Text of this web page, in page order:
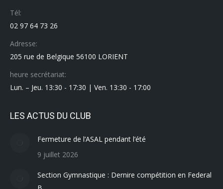
Tél:
02 97 64 73 26
Adresse:
205 rue de Belgique 56100 LORIENT
heure secrétariat:
Lun. – Jeu. 13:30 - 17:30 | Ven. 13:30 - 17:00
LES ACTUS DU CLUB
Fermeture de l’ASAL pendant l’été
9 juillet 2026
Section Gymnastique : Dernire compétition en Federal